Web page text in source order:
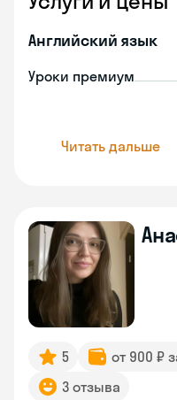
Английский язык
Уроки премиум
Читать дальше
5 от 900 ₽
3 отзыва